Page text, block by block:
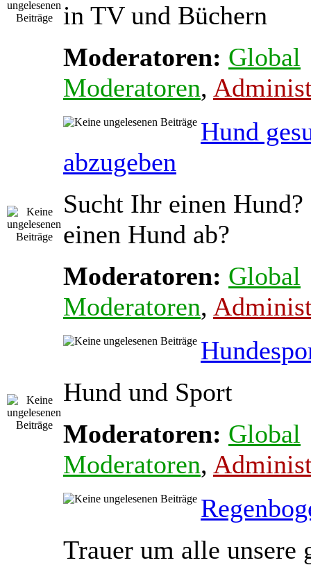
in TV und Büchern
Moderatoren: Global
Moderatoren,
Hund
abzugeben
Sucht Ihr einen
einen Hund ab?
Moderatoren: Global
Moderatoren,
Hund und Sport
Moderatoren: Global
Moderatoren,
Trauer um alle unsere